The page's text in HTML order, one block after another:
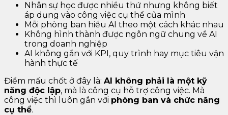
Nhân sự học được nhiều thứ nhưng không biết
áp dụng vào công việc cụ thể của mình
Mỗi phòng ban hiểu AI theo một cách khác nhau
Không hình thành được ngôn ngữ chung về AI
trong doanh nghiệp
AI không gắn với KPI, quy trình hay mục tiêu vận
hành thực tế
Điểm mấu chốt ở đây là: AI không phải là một kỹ
năng độc lập, mà là công cụ hỗ trợ công việc. Mà
công việc thì luôn gắn với phòng ban và chức năng
cụ thể.